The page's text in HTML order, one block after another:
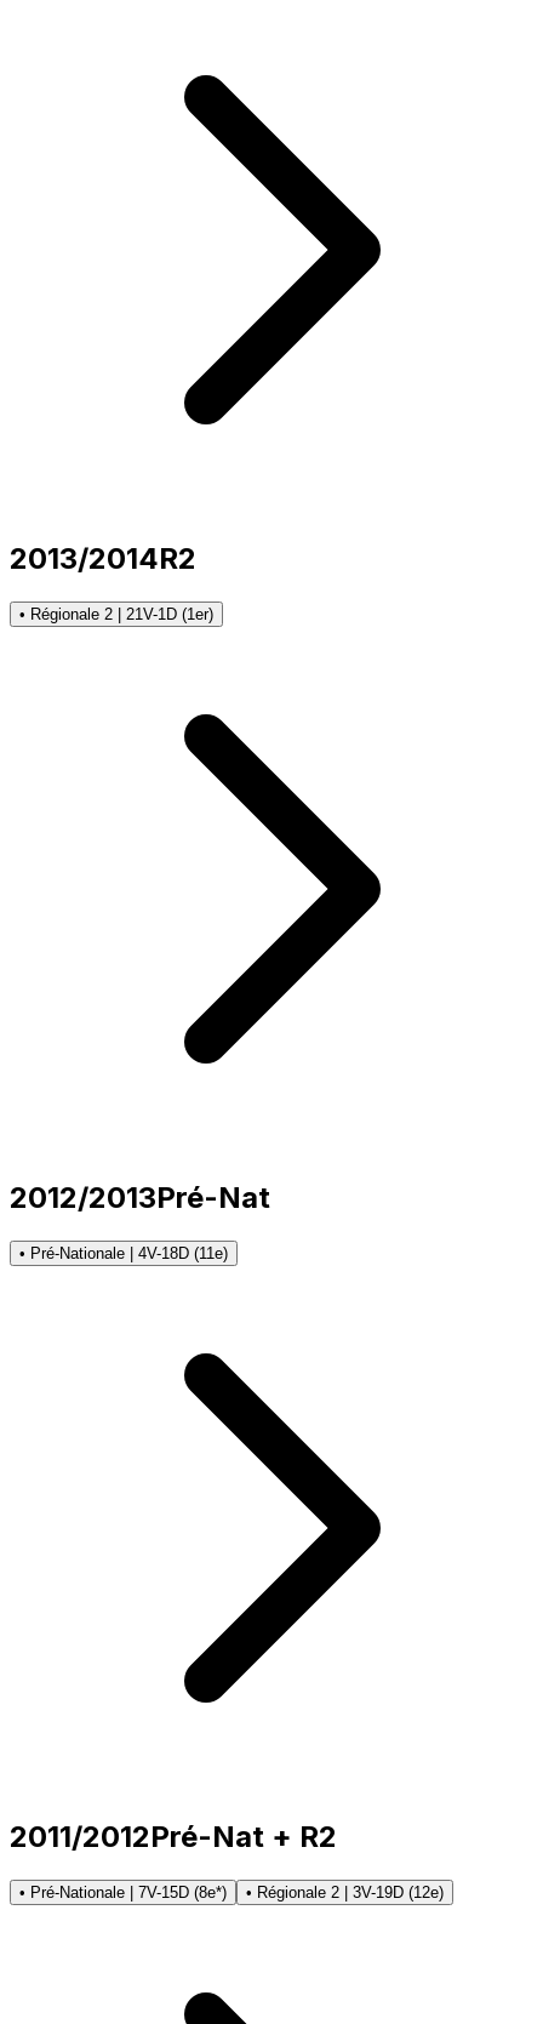
2013/2014R2
• Régionale 2 | 21V-1D (1er)
2012/2013Pré-Nat
• Pré-Nationale | 4V-18D (11e)
2011/2012Pré-Nat + R2
• Pré-Nationale | 7V-15D (8e*) • Régionale 2 | 3V-19D (12e)